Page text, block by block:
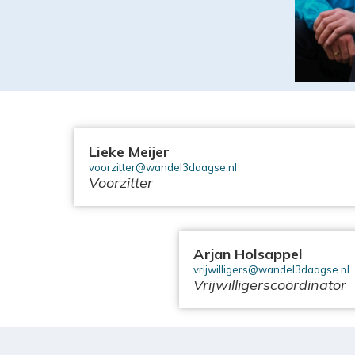
Lieke Meijer
voorzitter@wandel3daagse.nl
Voorzitter
Arjan Holsappel
vrijwilligers@wandel3daagse.nl
Vrijwilligerscoördinator